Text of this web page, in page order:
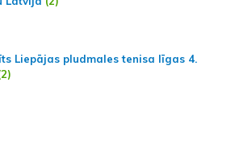
Liepājas pludmales tenisa līgas 4.